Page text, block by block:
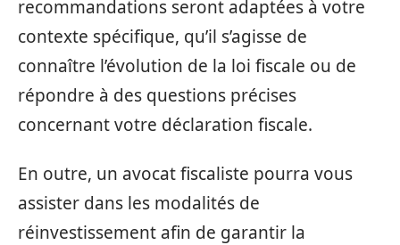
recommandations seront adaptées à votre
contexte spécifique, qu’il s’agisse de
connaître l’évolution de la loi fiscale ou de
répondre à des questions précises
concernant votre déclaration fiscale.
En outre, un avocat fiscaliste pourra vous
assister dans les modalités de
réinvestissement afin de garantir la